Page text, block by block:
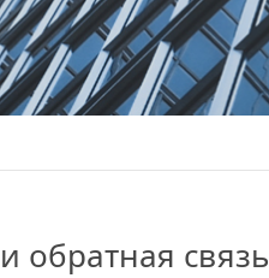
обратная связь